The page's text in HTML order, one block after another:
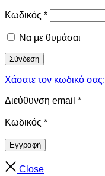
Κωδικός *
Να με θυμάσαι
Σύνδεση
Χάσατε τον κωδικό σας;
Διεύθυνση email *
Κωδικός *
Εγγραφή
Close